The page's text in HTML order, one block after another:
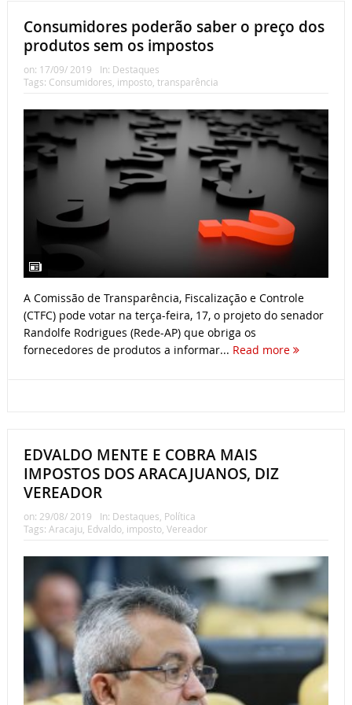
Consumidores poderão saber o preço dos
produtos sem os impostos
on: 17/09/ 2019 In: Destaques
Tags: Consumidores, imposto, transparência
A Comissão de Transparência, Fiscalização e Controle
(CTFC) pode votar na terça-feira, 17, o projeto do senador
Randolfe Rodrigues (Rede-AP) que obriga os
fornecedores de produtos a informar... Read more
EDVALDO MENTE E COBRA MAIS
IMPOSTOS DOS ARACAJUANOS, DIZ
VEREADOR
on: 29/08/ 2019 In: Destaques, Política
Tags: Aracaju, Edvaldo, imposto, Vereador